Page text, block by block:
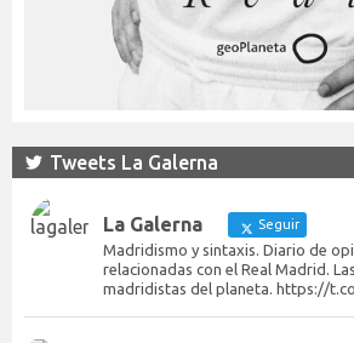
Tweets La Galerna
La Galerna Seguir
Madridismo y sintaxis. Diario de
relacionadas con el Real Madrid.
madridistas del planeta. https://